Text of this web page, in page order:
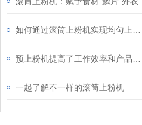
一起了解不一样的滚筒上粉机